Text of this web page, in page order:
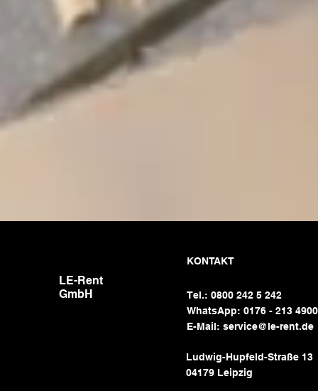
LE-Rent
GmbH
KONTAKT
Tel.: 0800 242 5 242
WhatsApp: 0176 - 213
E-Mail:service@le-rent.de
Ludwig-Hupfeld-Straße 13
04179 Leipzig